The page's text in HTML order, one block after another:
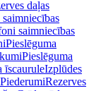
daļas
saimniecības
Pieslēguma
Pieslēguma
īscauruleIzplūdes
PiederumiRezerves